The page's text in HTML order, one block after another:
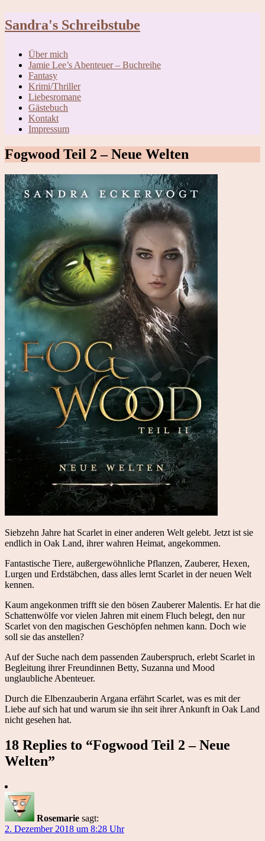
to
Sandra's Schreibstube
Über mich
Jamie Lee’s Abenteuer – Buchreihe
Fantasy
Krimi/Thriller
Liebesromane
Gästebuch
Kontakt
Impressum
Fogwood Teil 2 – Neue Welten
Siebzehn Jahre hat Scarlet in einer anderen Welt gelebt. Jetzt ist sie
endlich in Oak Land, ihrer wahren Heimat, angekommen.
Fantastische Tiere, außergewöhnliche Pflanzen, Zauberer, Hexen,
Lurgen und Erdstäbchen, dass alles lernt Scarlet in der neuen Welt
kennen.
Kaum angekonmen trifft sie den bösen Zauberer Malentis. Er hat die
Schattenwölfe vor vielen Jahren mit einem Fluch belegt, den nur
Scarlet von den magischen Geschöpfen nehmen kann. Doch wie
soll sie das anstellen?
Auf der Suche nach dem passenden Zauberspruch, erlebt Scarlet in
Begleitung ihrer Freundinnen Betty, Suzanna und Mood
unglaubliche Abenteuer.
Durch die Elbenzauberin Argana erfährt Scarlet, was es mit der
Liebe auf sich hat und warum sie ihn seit ihrer Ankunft in Oak Land
nicht gesehen hat.
18 Replies to “Fogwood Teil 2 – Neue
Welten”
Rosemarie sagt:
2. Dezember 2018 um 8:28 Uhr